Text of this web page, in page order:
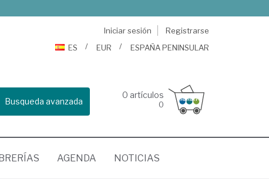
Iniciar sesión
Registrarse
ES
EUR ESPAÑA PENINSULAR
Busqueda avanzada
0 artículos
0
AGENDA NOTICIAS